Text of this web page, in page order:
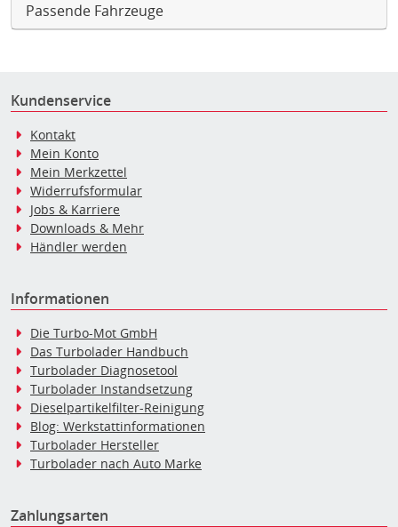
Passende Fahrzeuge
Kundenservice
Kontakt
Mein Konto
Mein Merkzettel
Widerrufsformular
Jobs & Karriere
Downloads & Mehr
Händler werden
Informationen
Die Turbo-Mot GmbH
Das Turbolader Handbuch
Turbolader Diagnosetool
Turbolader Instandsetzung
Dieselpartikelfilter-Reinigung
Blog: Werkstattinformationen
Turbolader Hersteller
Turbolader nach Auto Marke
Zahlungsarten